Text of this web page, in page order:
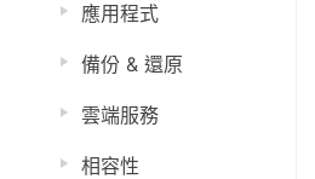
應用程式
備份 & 還原
雲端服務
相容性